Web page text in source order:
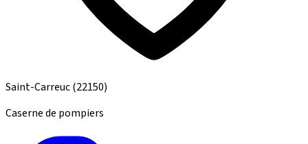
Saint-Carreuc(22150)
Caserne de pompiers